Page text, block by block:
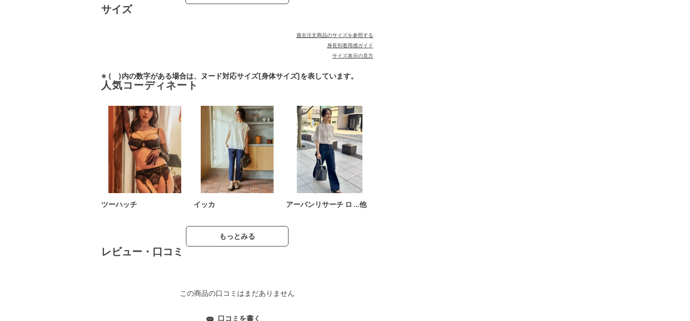
サイズ
過去注文商品のサイズを参照する
身長別着用感ガイド
サイズ表示の見方
※ ( )内の数字がある場合は、ヌード対応サイズ[身体サイズ]を表しています。
人気コーディネート
ツーハッチ イッカ アーバンリサーチ ロ …他
もっとみる
レビュー・口コミ
この商品の口コミはまだありません
口コミを書く